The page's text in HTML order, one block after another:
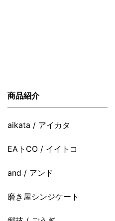
商品紹介
aikata / アイカタ
EAトCO / イイトコ
and / アンド
磨き屋シンジケート